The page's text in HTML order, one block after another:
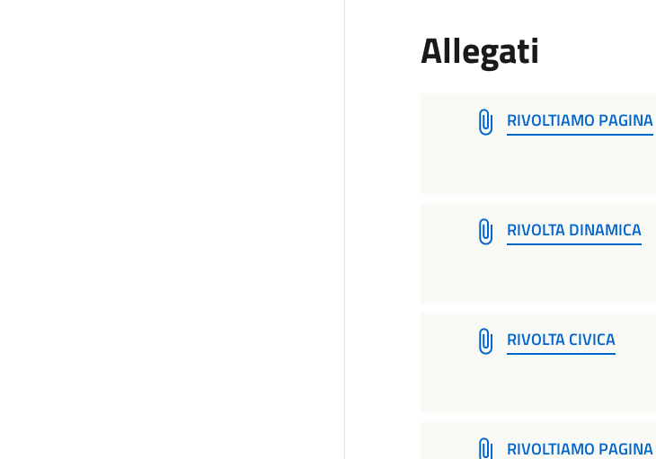
Allegati
RIVOLTIAMO PAGINA
RIVOLTA DINAMICA
RIVOLTA CIVICA
RIVOLTIAMO